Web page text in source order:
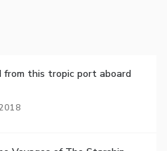
this tropic port aboard